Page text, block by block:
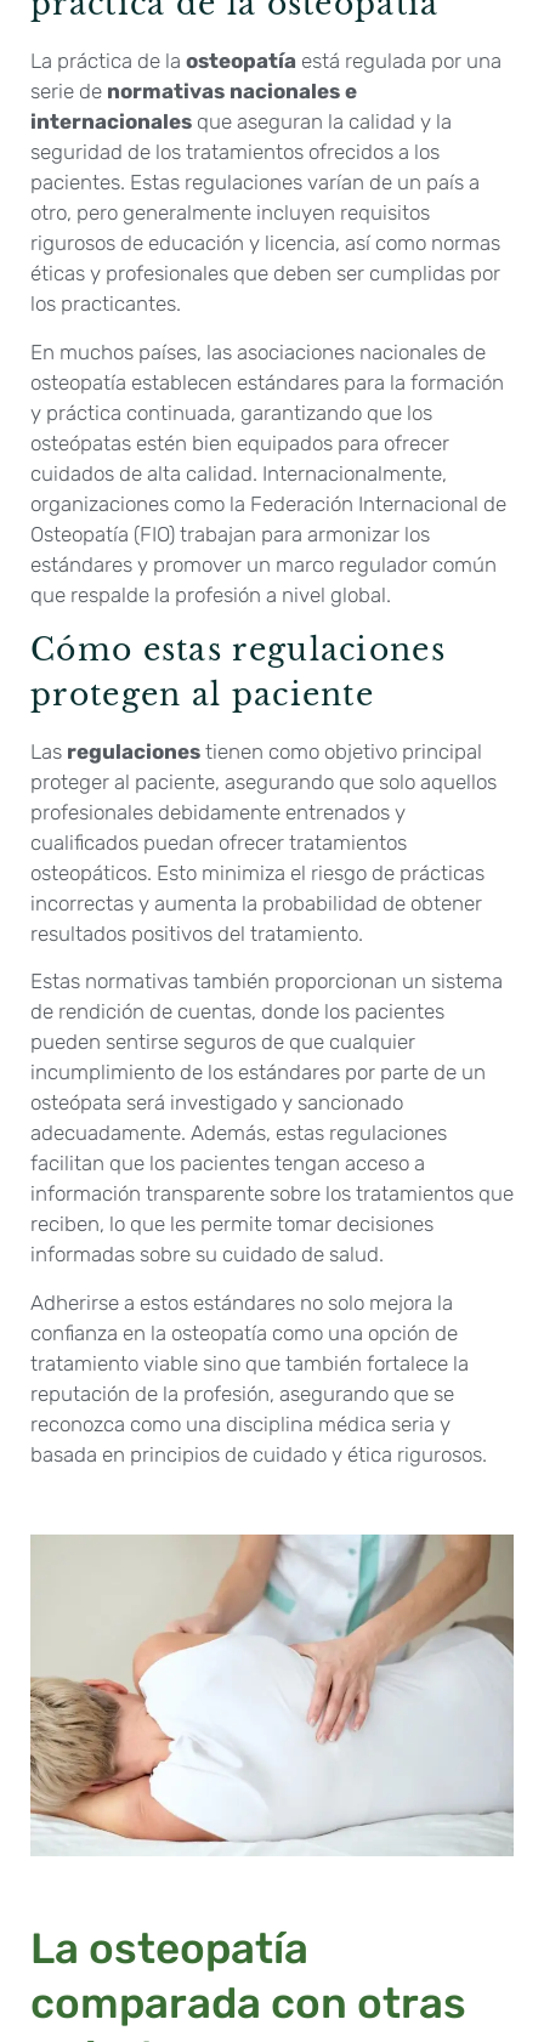
La práctica de la osteopatía está regulada por una
serie de normativas nacionales e
internacionales que aseguran la calidad y la
seguridad de los tratamientos ofrecidos a los
pacientes. Estas regulaciones varían de un país a
otro, pero generalmente incluyen requisitos
rigurosos de educación y licencia, así como normas
éticas y profesionales que deben ser cumplidas por
los practicantes.
En muchos países, las asociaciones nacionales de
osteopatía establecen estándares para la formación
y práctica continuada, garantizando que los
osteópatas estén bien equipados para ofrecer
cuidados de alta calidad. Internacionalmente,
organizaciones como la Federación Internacional de
Osteopatía (FIO) trabajan para armonizar los
estándares y promover un marco regulador común
que respalde la profesión a nivel global.
Cómo estas regulaciones
protegen al paciente
Las regulaciones tienen como objetivo principal
proteger al paciente, asegurando que solo aquellos
profesionales debidamente entrenados y
cualificados puedan ofrecer tratamientos
osteopáticos. Esto minimiza el riesgo de prácticas
incorrectas y aumenta la probabilidad de obtener
resultados positivos del tratamiento.
Estas normativas también proporcionan un sistema
de rendición de cuentas, donde los pacientes
pueden sentirse seguros de que cualquier
incumplimiento de los estándares por parte de un
osteópata será investigado y sancionado
adecuadamente. Además, estas regulaciones
facilitan que los pacientes tengan acceso a
información transparente sobre los tratamientos que
reciben, lo que les permite tomar decisiones
informadas sobre su cuidado de salud.
Adherirse a estos estándares no solo mejora la
confianza en la osteopatía como una opción de
tratamiento viable sino que también fortalece la
reputación de la profesión, asegurando que se
reconozca como una disciplina médica seria y
basada en principios de cuidado y ética rigurosos.
La osteopatía
comparada con otras